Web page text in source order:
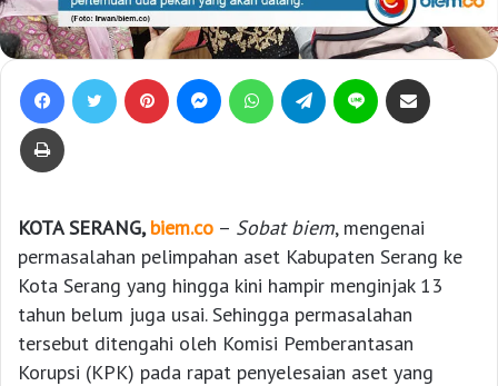
KOTA SERANG, biem.co – Sobat biem, mengenai
permasalahan pelimpahan aset Kabupaten Serang ke
Kota Serang yang hingga kini hampir menginjak 13
tahun belum juga usai. Sehingga permasalahan
tersebut ditengahi oleh Komisi Pemberantasan
Korupsi (KPK) pada rapat penyelesaian aset yang